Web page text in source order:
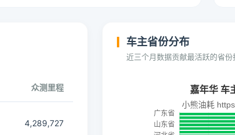
众测里程
4,289,727
车主省份分布
近三个月数据贡献最活跃的省份